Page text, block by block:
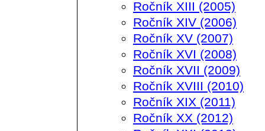
Ročník XIII (2005)
Ročník XIV (2006)
Ročník XV (2007)
Ročník XVI (2008)
Ročník XVII (2009)
Ročník XVIII (2010)
Ročník XIX (2011)
Ročník XX (2012)